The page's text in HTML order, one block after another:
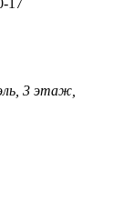
17
3 этаж,